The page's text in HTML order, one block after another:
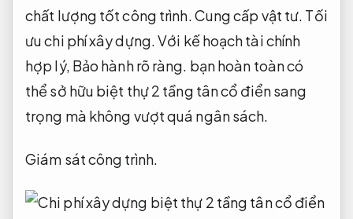
chất lượng tốt công trình.Cung cấp vật tư. Tối
ưu chi phí xây dựng.Với kế hoạch tài chính
hợp lý, Bảo hành rõ ràng. bạn hoàn toàn có
thể sở hữu biệt thự 2 tầng tân cổ điển sang
trọng mà không vượt quá ngân sách.
Giám sát công trình.